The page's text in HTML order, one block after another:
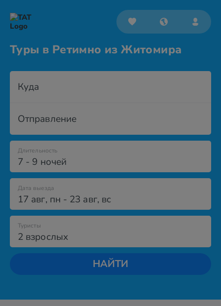
Туры в Ретимно из Житомира
Куда
Отправление
7 - 9 ночей
Длительность
Дата выезда
17 авг, пн - 23 авг, вс
2 взрослых
Туристы
НАЙТИ